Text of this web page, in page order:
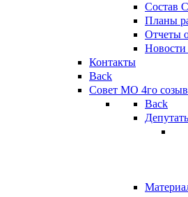
Состав
Планы
Отчеты
Контакты
Back
Совет МО 4го
Back